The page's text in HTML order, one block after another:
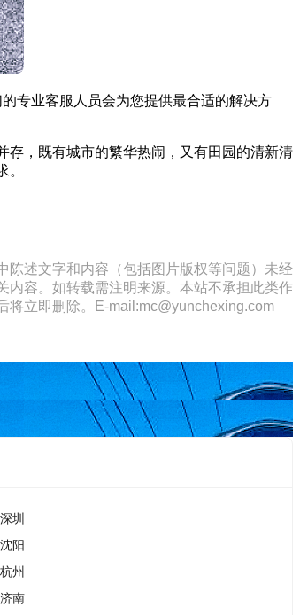
专业客服人员会为您提供最合适的解决方
存，既有城市的繁华热闹，又有田园的清新清
陈述文字和内容（包括图片版权等问题）未经
内容。如转载需注明来源。本站不承担此类作
将立即删除。E-mail:mc@yunchexing.com
深圳
沈阳
杭州
济南